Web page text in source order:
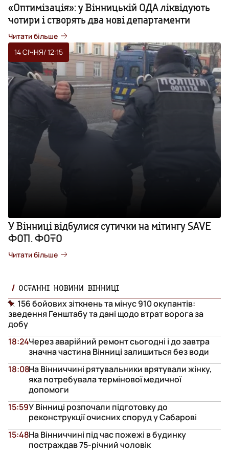
«Оптимізація»: у Вінницькій ОДА ліквідують
чотири і створять два нові департаменти
Читати більше
14 СІЧНЯ/ 12:15
У Вінниці відбулися сутички на мітингу SAVE
ФОП. ФОТО
Читати більше
ОСТАННІ НОВИНИ ВІННИЦІ
156 бойових зіткнень та мінус 910 окупантів:
зведення Генштабу та дані щодо втрат ворога за
добу
Через аварійний ремонт сьогодні і до завтра
значна частина Вінниці залишиться без води
18:24
На Вінниччині рятувальники врятували жінку,
яка потребувала термінової медичної
допомоги
18:08
У Вінниці розпочали підготовку до
реконструкції очисних споруд у Сабарові
15:59
На Вінниччині під час пожежі в будинку
постраждав 75-річний чоловік
15:48